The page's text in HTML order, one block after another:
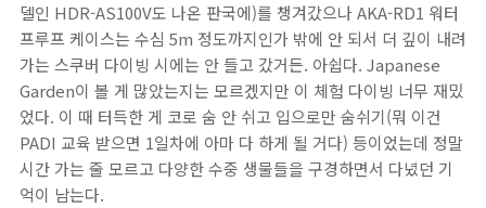
델인 HDR-AS100V도 나온 판국에)를 챙겨갔으나 AKA-RD1 워터
프루프 케이스는 수심 5m 정도까지인가 밖에 안 되서 더 깊이 내려
가는 스쿠버 다이빙 시에는 안 들고 갔거든. 아쉽다. Japanese
Garden이 볼 게 많았는지는 모르겠지만 이 체험 다이빙 너무 재밌
었다. 이 때 터득한 게 코로 숨 안 쉬고 입으로만 숨쉬기(뭐 이건
PADI 교육 받으면 1일차에 아마 다 하게 될 거다) 등이었는데 정말
시간 가는 줄 모르고 다양한 수중 생물들을 구경하면서 다녔던 기
억이 남는다.